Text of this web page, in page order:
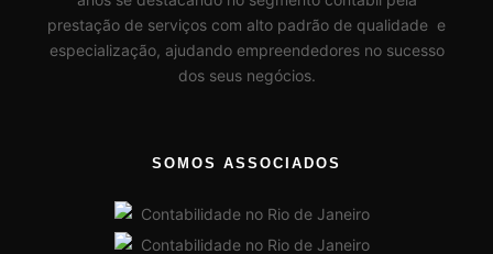
prestação de serviços com alto padrão de qualidade e
especialização, ajudando empreendedores no sucesso
dos seus negócios.
SOMOS ASSOCIADOS